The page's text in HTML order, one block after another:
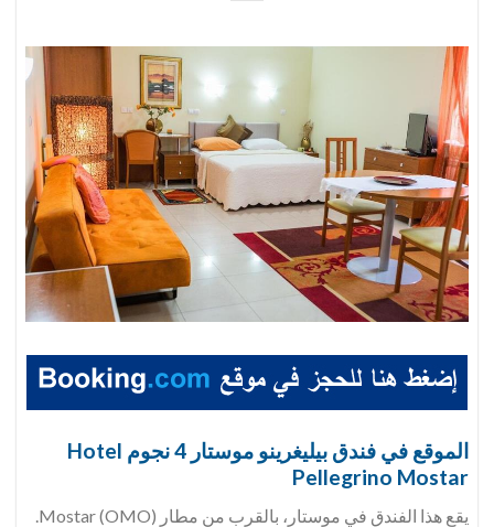
الموقع في فندق
بيليغرينو موستار 4 نجوم Hotel
Pellegrino Mostar
يقع هذا الفندق في موستار، بالقرب من مطار Mostar (OMO).